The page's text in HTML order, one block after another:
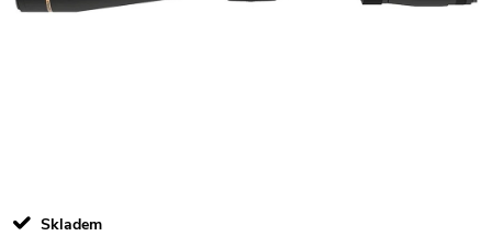
Skladem